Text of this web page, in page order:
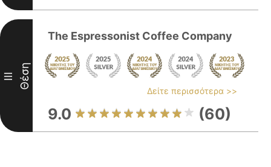
III Θέση
The Espressonist Coffee Company
Δείτε περισσότερα >>
9.0 (60)